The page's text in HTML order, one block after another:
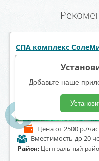
Баня на Донской
Ценаот 1000 р./час
Вместимость до 25
Район:Коминтерновский
Добавьте наше